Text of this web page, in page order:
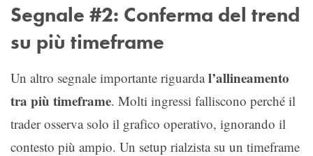
Segnale #2: Conferma del trend
su più timeframe
Un altro segnale importante riguardal’allineamento
tra più timeframe. Molti ingressi falliscono perché il
trader osserva solo il grafico operativo, ignorando il
contesto più ampio. Un setup rialzista su un timeframe